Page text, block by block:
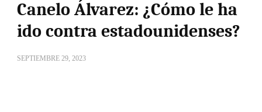
Canelo Álvarez: ¿Cómo le ha
ido contra estadounidenses?
SEPTIEMBRE 29, 2023